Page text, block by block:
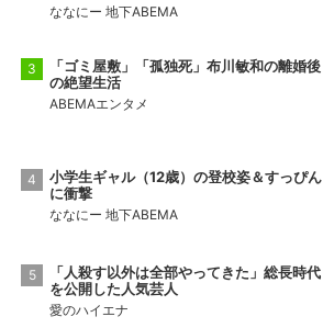
ななにー 地下ABEMA
「ゴミ屋敷」「孤独死」布川敏和の離婚後
の絶望生活
ABEMAエンタメ
小学生ギャル（12歳）の登校姿＆すっぴん
に衝撃
ななにー 地下ABEMA
「人殺す以外は全部やってきた」総長時代
を公開した人気芸人
愛のハイエナ